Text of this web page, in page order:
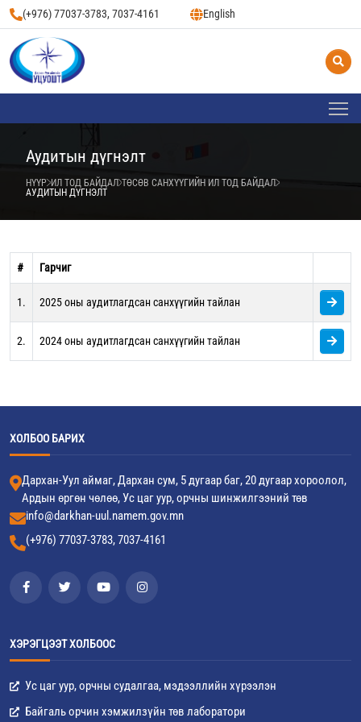
(+976) 77037-3783, 7037-4161 English
Аудитын дүгнэлт
НҮҮР ИЛ ТОД БАЙДАЛ ТӨСӨВ САНХҮҮГИЙН ИЛ ТОД БАЙДАЛ
АУДИТЫН ДҮГНЭЛТ
# Гарчиг
1. 2025 оны аудитлагдсан санхүүгийн тайлан
2. 2024 оны аудитлагдсан санхүүгийн тайлан
ХОЛБОО БАРИХ
Дархан-Уул аймаг, Дархан сум, 5 дугаар баг, 20 дугаар хороолол,
Ардын өргөн чөлөө, Ус цаг уур, орчны шинжилгээний төв
info@darkhan-uul.namem.gov.mn
(+976) 77037-3783, 7037-4161
ХЭРЭГЦЭЭТ ХОЛБООС
Ус цаг уур, орчны судалгаа, мэдээллийн хүрээлэн
Байгаль орчин хэмжилзүйн төв лаборатори